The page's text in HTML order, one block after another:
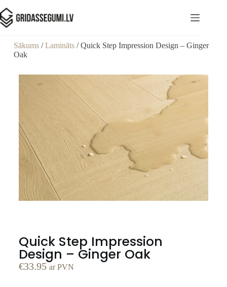
Sākums/Lamināts/ Quick Step Impression Design – Ginger
Oak
Quick Step Impression
Design – Ginger Oak
€33.95 ar PVN